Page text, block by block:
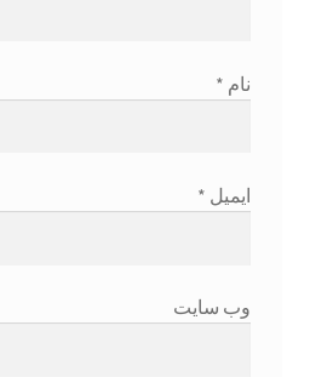
دروس من
سبد خرید
نام *
ایمیل *
وب‌ سایت